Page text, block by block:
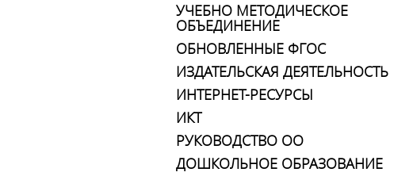
УЧЕБНО МЕТОДИЧЕСКОЕ
ОБЪЕДИНЕНИЕ
ОБНОВЛЕННЫЕ ФГОС
ИЗДАТЕЛЬСКАЯ ДЕЯТЕЛЬНОСТЬ
ИНТЕРНЕТ-РЕСУРСЫ
ИКТ
РУКОВОДСТВО ОО
ДОШКОЛЬНОЕ ОБРАЗОВАНИЕ